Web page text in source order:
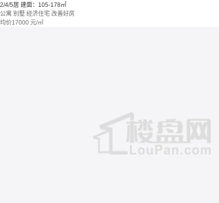
2/4/5居 建面：105-178㎡
公寓 别墅 经济住宅 改善好房
均价17000 元/㎡